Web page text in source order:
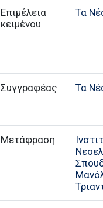
Επιμέλεια
κειμένου
Τα
Συγγραφέας Τα
Μετάφραση